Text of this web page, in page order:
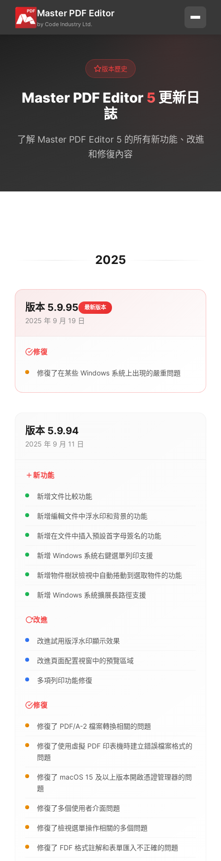
Master PDF Editor
by Code Industry Ltd.
版本歷史
Master PDF Editor 5更新日
誌
了解 Master PDF Editor 5 的所有新功能、改進
和修復內容
2025
版本 5.9.95 最新版本
2025 年 9 月 19 日
修復
修復了在某些 Windows 系統上出現的嚴重問題
版本 5.9.94
2025 年 9 月 11 日
新功能
新增文件比較功能
新增編輯文件中浮水印和背景的功能
新增在文件中插入預設首字母簽名的功能
新增 Windows 系統右鍵選單列印支援
新增物件樹狀檢視中自動捲動到選取物件的功能
新增 Windows 系統擴展長路徑支援
改進
改進試用版浮水印顯示效果
改進頁面配置視窗中的預覽區域
多項列印功能修復
修復
修復了 PDF/A-2 檔案轉換相關的問題
修復了使用虛擬 PDF 印表機時建立錯誤檔案格式的
問題
修復了 macOS 15 及以上版本開啟憑證管理器的問
題
修復了多個使用者介面問題
修復了檢視選單操作相關的多個問題
修復了 FDF 格式註解和表單匯入不正確的問題